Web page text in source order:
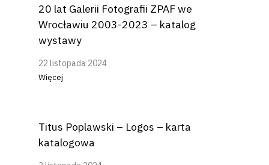
20 lat Galerii Fotografii ZPAF we
Wrocławiu 2003-2023 – katalog
wystawy
22 listopada 2024
Więcej
Titus Poplawski – Logos – karta
katalogowa